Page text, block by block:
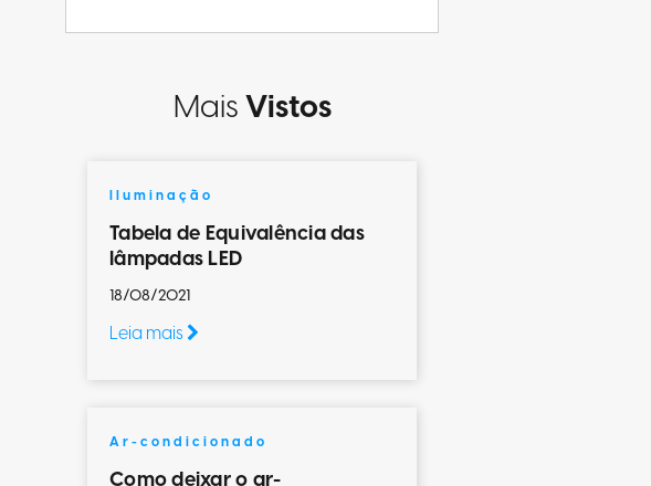
MaisVistos
Iluminação
Tabela de Equivalência das
lâmpadas LED
18/08/2021
Leia mais
Ar-condicionado
Como deixar o ar-